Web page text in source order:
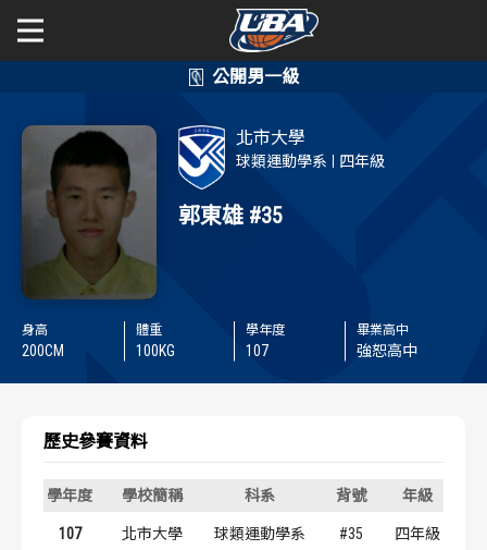
公開男一級 賽事資訊
賽程表
球隊資訊
選手資訊
歷屆冠軍
公開女一級
賽事資訊
賽程表
球隊資訊
選手資訊
歷屆冠軍
二級與一般組
新聞
北市大學
球類運動學系 四年級
郭東雄 #35
身高
200CM
體重
100KG
學年度
107
畢業高中
強恕高中
歷史參賽資料
學年度 學校簡稱 科系 背號 年級
107 北市大學 球類運動學系 #35 四年級